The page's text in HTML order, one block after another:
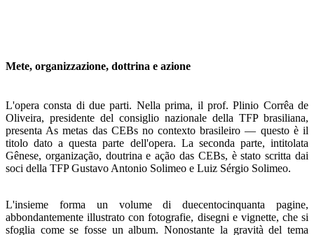
Mete, organizzazione, dottrina e azione
L'opera consta di due parti. Nella prima, il prof. Plinio Corrêa de
Oliveira, presidente del consiglio nazionale della TFP brasiliana,
presenta As metas das CEBs no contexto brasileiro — questo è il
titolo dato a questa parte dell'opera. La seconda parte, intitolata
Gênese, organização, doutrina e ação das CEBs, è stato scritta dai
soci della TFP Gustavo Antonio Solimeo e Luiz Sérgio Solimeo.
L'insieme forma un volume di duecentocinquanta pagine,
abbondantemente illustrato con fotografie, disegni e vignet­te, che si
sfoglia come se fosse un album. Nonostante la gravità del tema